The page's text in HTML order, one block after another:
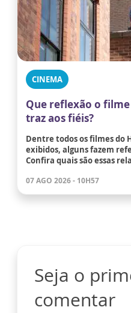
CINEMA
Que reflexão o
traz aos fiéis?
Dentre todos os filmes do
exibidos, alguns fazem
Confira quais são essas
07 AGO 2026 - 10H57
Seja o
comentar